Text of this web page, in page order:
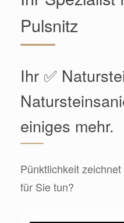
Pulsnitz
Ihr ✅
einiges mehr.
Pünktlichkeit
für Sie tun?